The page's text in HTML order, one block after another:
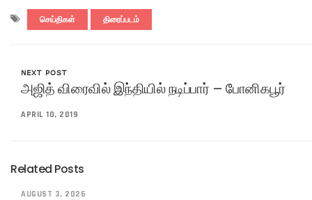
செய்திகள் திரைப்படம்
NEXT POST
அஜித் விரைவில் இந்தியில் நடிப்பார் – போனிகபூர்
APRIL 10, 2019
Related Posts
AUGUST 3, 2026